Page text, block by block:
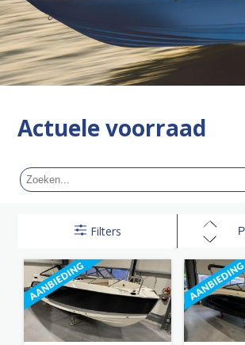
Actuele voorraad
Filters